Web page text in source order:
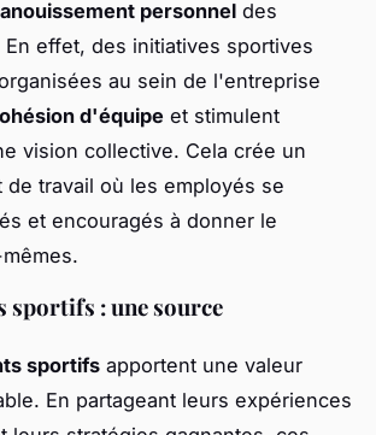
personnel des
effet, des initiatives sportives
au sein de l'entreprise
d'équipe et stimulent
vision collective. Cela crée un
de travail où les employés se
et encouragés à donner le
sportifs : une source
sportifs apportent une valeur
En partageant leurs expériences